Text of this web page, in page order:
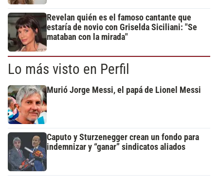
Revelan quién es el famoso cantante que
estaría de novio con Griselda Siciliani: "Se
mataban con la mirada"
Lo más visto en Perfil
Murió Jorge Messi, el papá de Lionel Messi
Caputo y Sturzenegger crean un fondo para
indemnizar y “ganar” sindicatos aliados